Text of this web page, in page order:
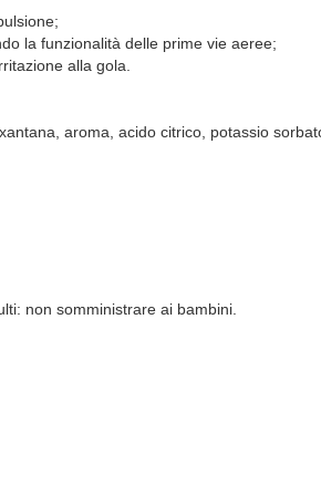
la funzionalità delle prime vie aeree;
alla gola.
aroma, acido citrico, potassio
non somministrare ai bambini.